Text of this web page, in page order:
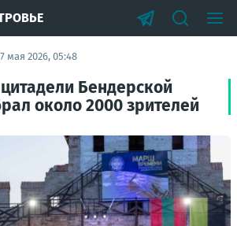
мая 2026, 05:48
Бендерской
около 2000 зрителей